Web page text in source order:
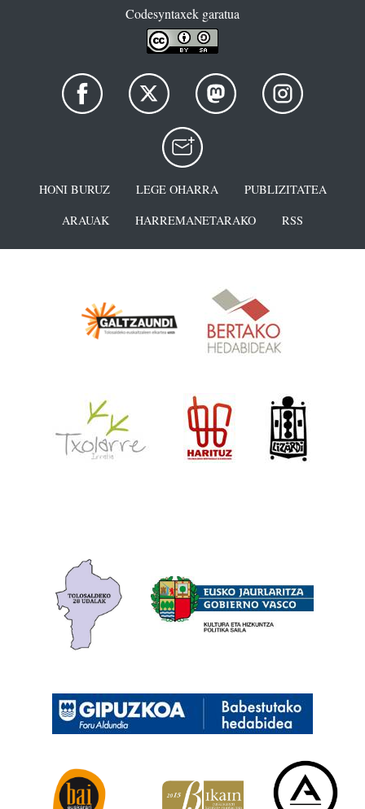
Codesyntaxek garatua
HONI BURUZ LEGE OHARRA
PUBLIZITATEA
ARAUAK
HARREMANETARAKO RSS